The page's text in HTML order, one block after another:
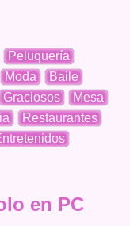
Peluquería
Moda
Baile
Graciosos
Mesa
Restaurantes
en PC